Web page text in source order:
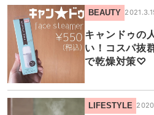
BEAUTY
キャンドゥの
い！コスパ抜
で乾燥対策♡
LIFESTYLE